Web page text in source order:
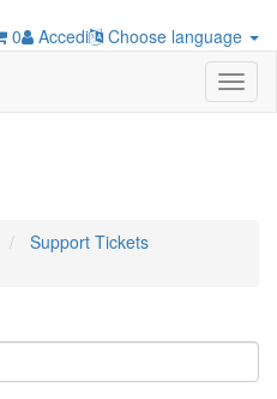
Choose language
Accedi
0
Support Tickets